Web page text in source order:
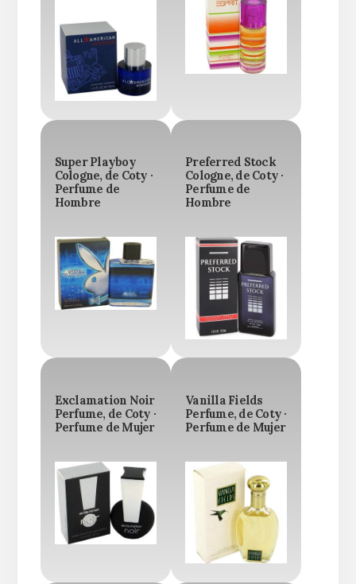
Super Playboy
Cologne, de Coty ·
Perfume de
Hombre
Preferred Stock
Cologne, de Coty ·
Perfume de
Hombre
Exclamation Noir
Perfume, de Coty ·
Perfume de Mujer
Vanilla Fields
Perfume, de Coty ·
Perfume de Mujer